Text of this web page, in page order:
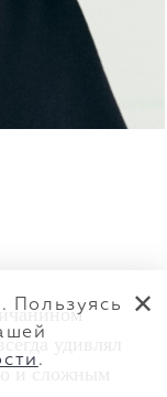
удивлял
и сложным
Пользуясь
.
✕